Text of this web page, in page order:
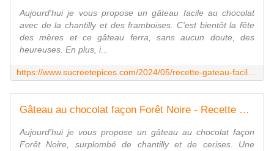
Aujourd'hui je vous propose un gâteau facile au chocolat
avec de la chantilly et des framboises. C'est bientôt la fête
des mères et ce gâteau ferra, sans aucun doute, des
heureuses. En plus, i...
Gâteau au chocolat façon Forêt Noire - Recette en vidéo - www.sucreetepices.com
Aujourd'hui je vous propose un gâteau au chocolat façon
Forêt Noire, surplombé de chantilly et de cerises. Une